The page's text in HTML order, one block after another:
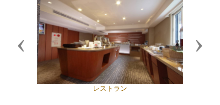
レストラン
Previous Next